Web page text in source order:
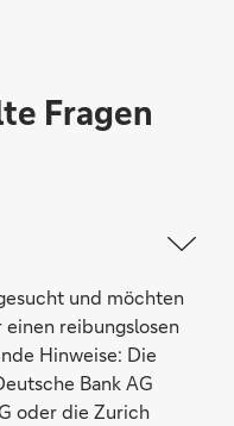
Fragen
und möchten
einen reibungslosen
Hinweise: Die
Bank AG
oder die Zurich